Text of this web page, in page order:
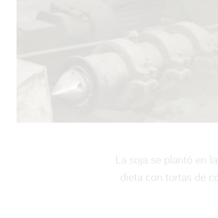
La soja se plantó en
dieta con tortas de